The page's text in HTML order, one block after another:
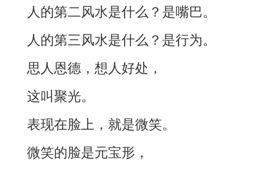
人的第二风水是什么？是嘴巴。
人的第三风水是什么？是行为。
思人恩德，想人好处，
这叫聚光。
表现在脸上，就是微笑。
微笑的脸是元宝形，